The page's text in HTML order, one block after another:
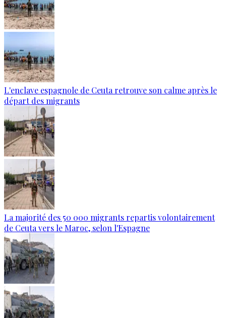
L'enclave espagnole de Ceuta retrouve son calme après le
départ des migrants
La majorité des 50 000 migrants repartis volontairement
de Ceuta vers le Maroc, selon l'Espagne